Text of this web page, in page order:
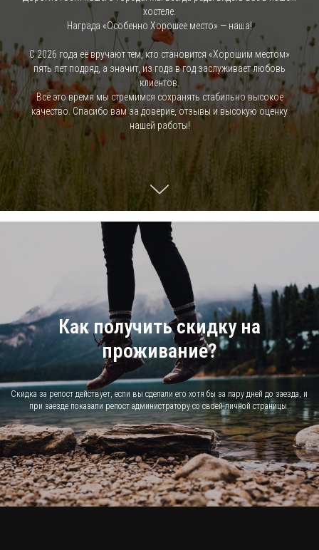
хостеле.
Награда «Особенно Хорошее место» — наша!
С 2026 года её вручают тем, кто становится «Хорошим местом»
пять лет подряд, а значит, из года в год заслуживает любовь
клиентов.
Всё это время мы стремимся сохранять стабильно высокое
качество. Спасибо вам за доверие, отзывы и высокую оценку
нашей работы!
Как получить скидку на
проживание?
Скидка за репост действует, если вы сделали его хотя бы за пару дней до заезда, и
при заезде показали репост администратору со своей личной страницы.